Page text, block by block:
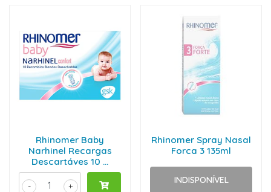
Rhinomer Baby
Narhinel Recargas
Descartáves 10 ...
+
-
Rhinomer Spray Nasal
Forca 3 135ml
INDISPONÍVEL